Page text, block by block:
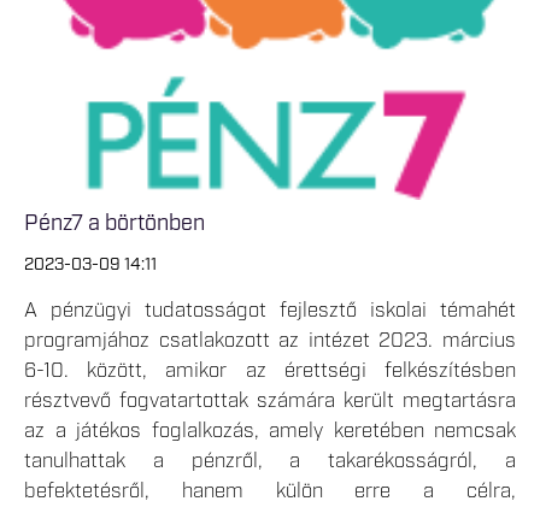
Pénz7 a börtönben
2023-03-09 14:11
A pénzügyi tudatosságot fejlesztő iskolai témahét
programjához csatlakozott az intézet 2023. március
6-10. között, amikor az érettségi felkészítésben
résztvevő fogvatartottak számára került megtartásra
az a játékos foglalkozás, amely keretében nemcsak
tanulhattak a pénzről, a takarékosságról, a
befektetésről, hanem külön erre a célra,